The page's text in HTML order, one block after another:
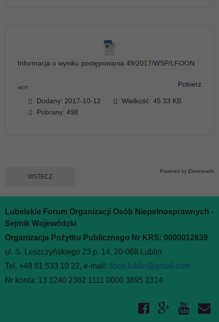
Informacja o wyniku postępowania 49/2017/WSP/LFOON
Pobierz
HOT
Dodany: 2017-10-12
Wielkość: 45.33 KB
Pobrany: 498
WSTECZ
Powered by jDownloads
Lubelskie Forum Organizacji Osób Niepełnosprawnych -
Sejmik Wojewódzki
Organizacja Pożytku Publicznego Nr KRS: 0000012639
ul. S. Leszczyńskiego 23 p. 14, 20-068 Lublin
Tel. +48 81 533 10 22, e-mail: lfoon.lublin@gmail.com
Nr konta: 13 1240 2382 1111 0000 3895 1314